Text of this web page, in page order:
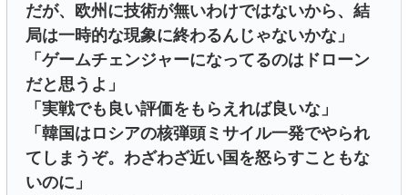
だが、欧州に技術が無いわけではないから、結
局は一時的な現象に終わるんじゃないかな」
「ゲームチェンジャーになってるのはドローン
だと思うよ」
「実戦でも良い評価をもらえれば良いな」
「韓国はロシアの核弾頭ミサイル一発でやられ
てしまうぞ。わざわざ近い国を怒らすこともな
いのに」